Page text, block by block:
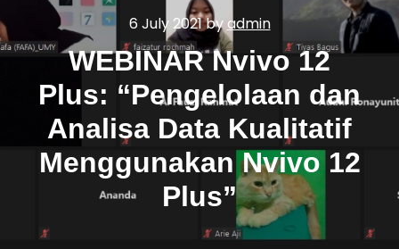
6 July 2021byadmin
WEBINAR Nvivo 12
Plus: “Pengelolaan dan
Analisa Data Kualitatif
Menggunakan Nvivo 12
Plus”